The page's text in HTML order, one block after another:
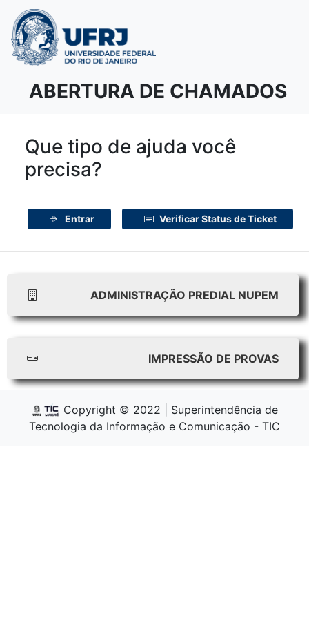
ABERTURA DE CHAMADOS
Que tipo de ajuda você
precisa?
Verificar Status de Ticket
Entrar
ADMINISTRAÇÃO PREDIAL NUPEM
IMPRESSÃO DE PROVAS
Copyright © 2022 | Superintendência de
Tecnologia da Informação e Comunicação - TIC